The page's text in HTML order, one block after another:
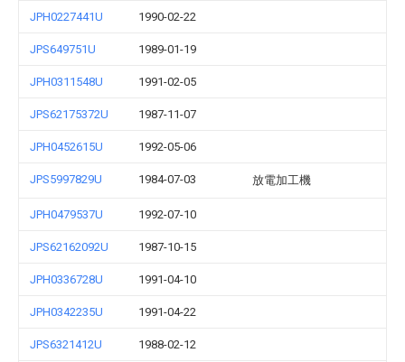
JPH0227441U 1990-02-22
JPS649751U 1989-01-19
JPH0311548U 1991-02-05
JPS62175372U 1987-11-07
JPH0452615U 1992-05-06
JPS5997829U 1984-07-03 放電加工機
JPH0479537U 1992-07-10
JPS62162092U 1987-10-15
JPH0336728U 1991-04-10
JPH0342235U 1991-04-22
JPS6321412U 1988-02-12